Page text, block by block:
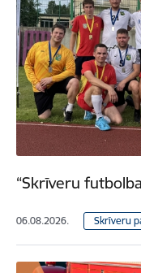
“Skrīveru
06.08.2026. Skrīveru